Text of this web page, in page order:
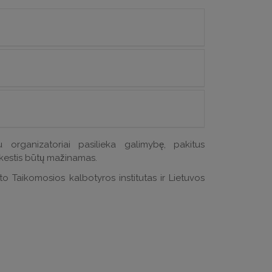
(500–700 žodžių) – iki
– 50 eurų
– 10 eurų
pasilieka galimybę, pakitus
būtų mažinamas.
Taikomosios kalbotyros institutas ir Lietuvos